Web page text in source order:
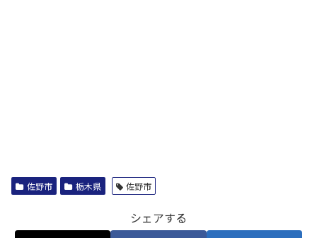
佐野市 栃木県 佐野市
シェアする